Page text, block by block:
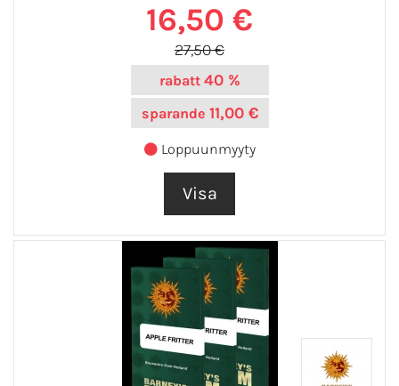
16,50 €
27,50 €
rabatt 40 %
sparande 11,00 €
Loppuunmyyty